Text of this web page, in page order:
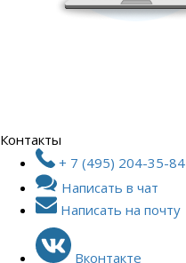
Контакты
+ 7 (495) 204-35-84
Написать в чат
Написать на почту
Вконтакте